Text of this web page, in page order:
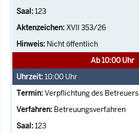
123
XVII 353/26
Nicht öffentlich
Ab 10:00 Uhr
10:00 Uhr
Verpflichtung des Betreuers
Betreuungsverfahren
123